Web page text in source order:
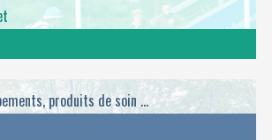
produits de soin ...